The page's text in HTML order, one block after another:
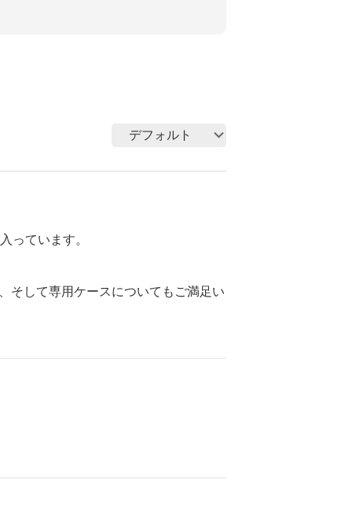
デフォルト
っています。
そして専用ケースについてもご満足い